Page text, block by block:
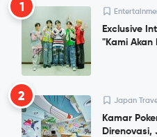
1
Exclusive
"Kami
2 Japan
Kamar
Direnovasi,